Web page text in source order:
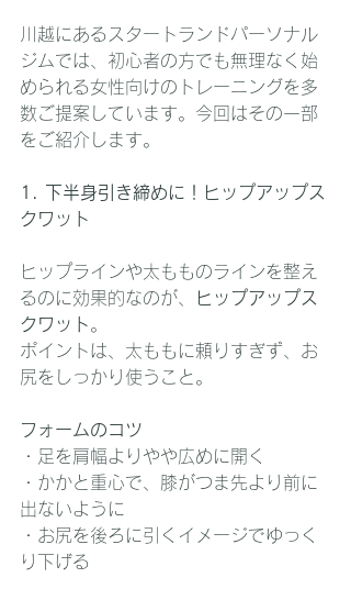
川越にあるスタートランドパーソナル
ジムでは、初心者の方でも無理なく始
められる女性向けのトレーニングを多
数ご提案しています。今回はその一部
をご紹介します。
1. 下半身引き締めに！ヒップアップス
クワット
ヒップラインや太もものラインを整え
るのに効果的なのが、
ヒップアップス
クワット 。
ポイントは、太ももに頼りすぎず、お
尻をしっかり使うこと。
フォームのコツ
・足を肩幅よりやや広めに開く
・かかと重心で、膝がつま先より前に
出ないように
・お尻を後ろに引くイメージでゆっく
り下げる